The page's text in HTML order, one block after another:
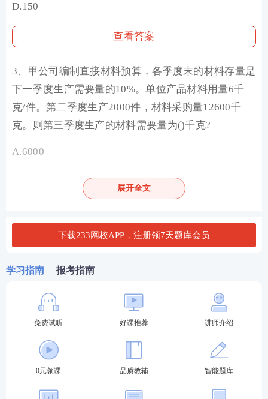
D.150
查看答案
3、甲公司编制直接材料预算，各季度末的材料存量是
下一季度生产需要量的10%。单位产品材料用量6千
克/件。第二季度生产2000件，材料采购量12600千
克。则第三季度生产的材料需要量为()千克?
A.6000
4、甲公司营运资本筹资管理策略从激进型改为保守
型,下列措施符合要求的是()。
A.发行长期债券回购公司股票
B.增加长期借款购买固定资产
C.增发公司股票偿还短期借款
展开全文
下载233网校APP，注册领7天题库会员
学习指南 报考指南
免费试听 好课推荐 讲师介绍
0元领课 品质教辅 智能题库